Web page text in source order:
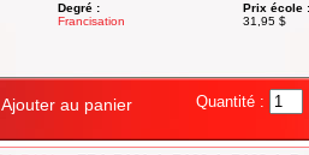
Degré :
Francisation
Prix école :
31,95 $
Ajouter au panier Quantité :